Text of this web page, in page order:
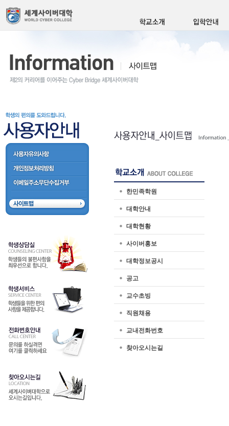
한민족학원
대학안내
대학현황
사이버홍보
대학정보공시
공고
교수초빙
직원채용
교내전화번호
찾아오시는길